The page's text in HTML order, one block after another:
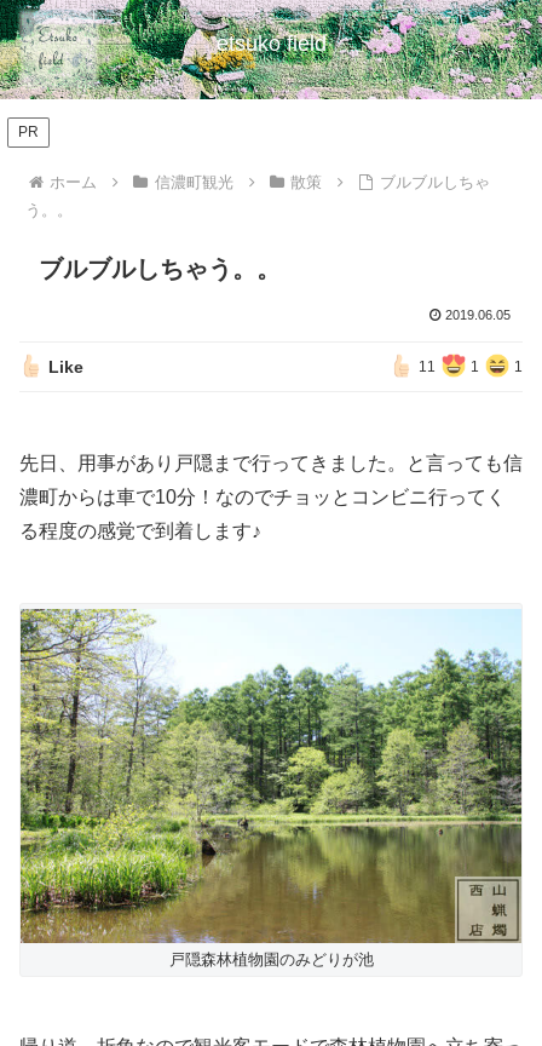
etsuko field
PR
ホーム 信濃町観光 散策
ブルブルしちゃ
う。。
ブルブルしちゃう。。
2019.06.05
Like 11 1 1
先日、用事があり戸隠まで行ってきました。と言っても信
濃町からは車で10分！なのでチョッとコンビニ行ってく
る程度の感覚で到着します♪
戸隠森林植物園のみどりが池